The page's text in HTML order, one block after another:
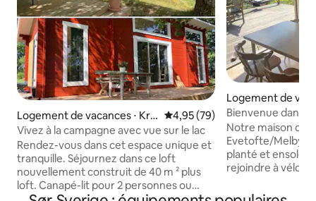
Logement de vacances ⋅ Kro
gsered
Évaluation moyenne sur la
4,95 (79)
Vivez à la campagne avec vue sur le lac
Rendez-vous dans cet espace unique et
tranquille. Séjournez dans ce loft
nouvellement construit de 40 m ² plus
loft. Canapé-lit pour 2 personnes ou
vous pouvez séjourner dans le loft, avec
Logement de
by
Bienvenue dans
idyllique !
Notre maison de
Evetofte/Melby
planté et ensoleillé. Vous
rejoindre à vélo
cafés et des